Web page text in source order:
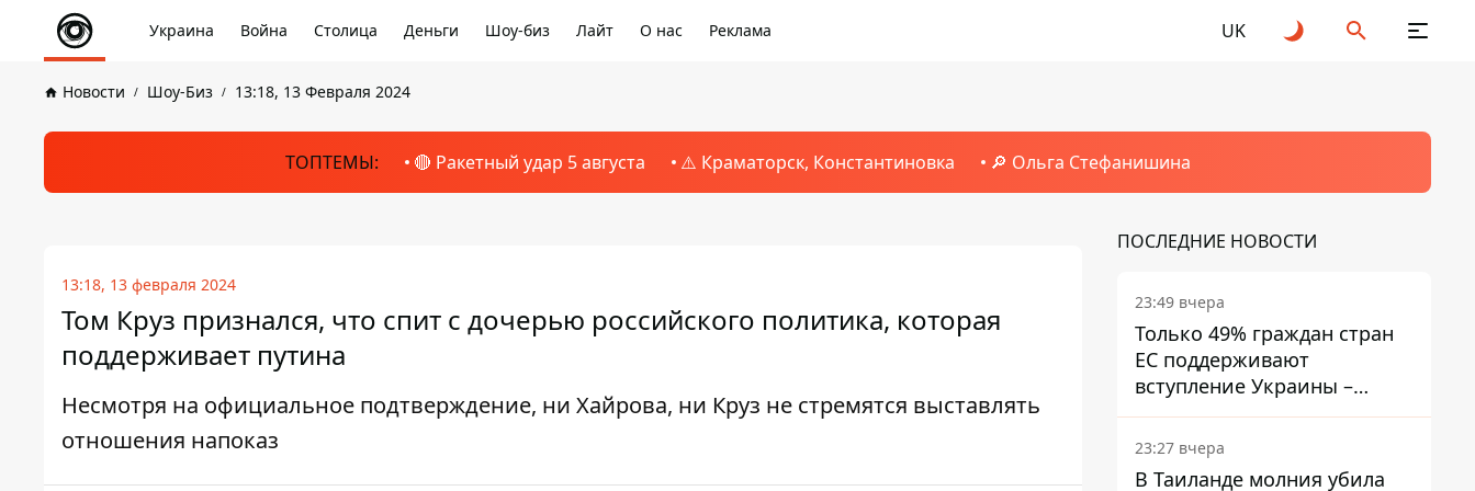
Украина Война Столица Деньги Шоу-биз Лайт О нас Реклама UK
Новости Шоу-Биз 13:18, 13 Февраля 2024
ТОПТЕМЫ: 🔴 Ракетный удар 5 августа ⚠️ Краматорск, Константиновка 🔎 Ольга Стефанишина
13:18, 13 февраля 2024
Том Круз признался, что спит с дочерью российского политика, которая
поддерживает путина
Несмотря на официальное подтверждение, ни Хайрова, ни Круз не стремятся выставлять
отношения напоказ
ПОСЛЕДНИЕ НОВОСТИ
23:49 вчера
Только 49% граждан стран
ЕС поддерживают
вступление Украины –
результаты опроса
23:27 вчера
В Таиланде молния убила